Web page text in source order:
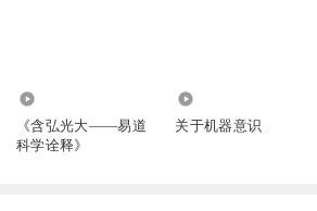
《含弘光大——易道
科学诠释》
关于机器意识